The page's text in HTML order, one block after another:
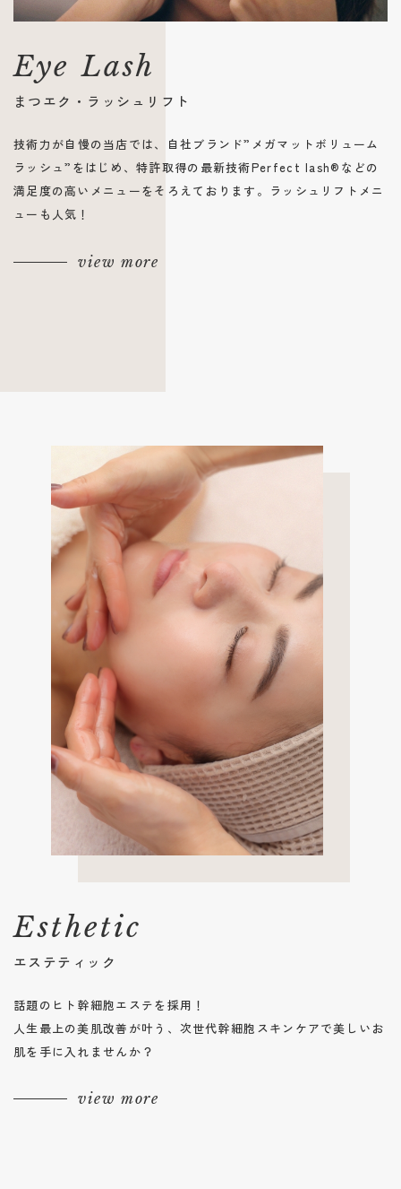
Eye Lash
まつエク・ラッシュリフト
技術力が自慢の当店では、自社ブランド”メガマットボリューム
ラッシュ”をはじめ、特許取得の最新技術Perfect lash®︎などの
満足度の高いメニューをそろえております。ラッシュリフトメニ
ューも人気！
view more
Esthetic
エステティック
話題のヒト幹細胞エステを採用！
人生最上の美肌改善が叶う、次世代幹細胞スキンケアで美しいお
肌を手に入れませんか？
view more